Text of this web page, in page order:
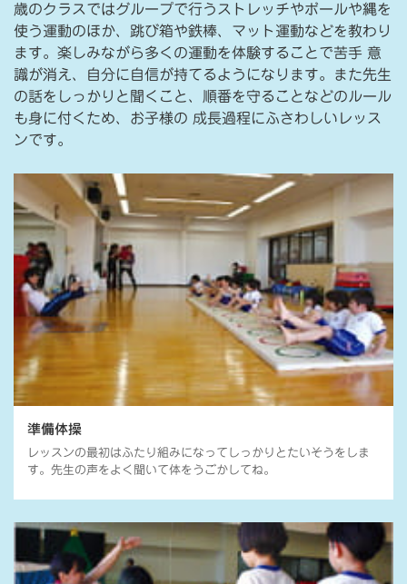
歳のクラスではグループで行うストレッチやボールや縄を
使う運動のほか、跳び箱や鉄棒、マット運動などを教わり
ます。楽しみながら多くの運動を体験することで苦手 意
識が消え、自分に自信が持てるようになります。また先生
の話をしっかりと聞くこと、順番を守ることなどのルール
も身に付くため、お子様の 成長過程にふさわしいレッス
ンです。
準備体操
レッスンの最初はふたり組みになってしっかりとたいそうをしま
す。先生の声をよく聞いて体をうごかしてね。